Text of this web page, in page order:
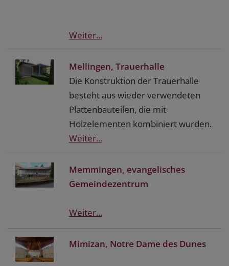
Weiter...
Mellingen, Trauerhalle
Die Konstruktion der Trauerhalle
besteht aus wieder verwendeten
Plattenbauteilen, die mit
Holzelementen kombiniert wurden.
Weiter...
Memmingen, evangelisches
Gemeindezentrum
Weiter...
Mimizan, Notre Dame des Dunes